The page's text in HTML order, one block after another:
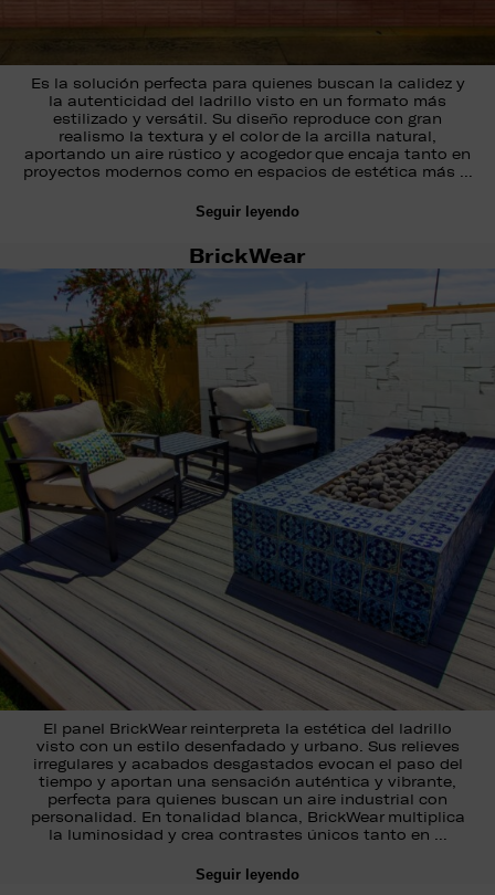
Es la solución perfecta para quienes buscan la calidez y
la autenticidad del ladrillo visto en un formato más
estilizado y versátil. Su diseño reproduce con gran
realismo la textura y el color de la arcilla natural,
aportando un aire rústico y acogedor que encaja tanto en
proyectos modernos como en espacios de estética más …
Seguir leyendo
BrickWear
El panel BrickWear reinterpreta la estética del ladrillo
visto con un estilo desenfadado y urbano. Sus relieves
irregulares y acabados desgastados evocan el paso del
tiempo y aportan una sensación auténtica y vibrante,
perfecta para quienes buscan un aire industrial con
personalidad. En tonalidad blanca, BrickWear multiplica
la luminosidad y crea contrastes únicos tanto en …
Seguir leyendo